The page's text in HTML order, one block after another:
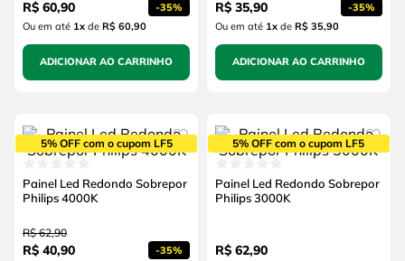
R$ 60,90 -35%
Ou em até 1xde R$ 60,90
ADICIONAR AO CARRINHO
R$ 35,90 -35%
Ou em até 1xde R$ 35,90
ADICIONAR AO CARRINHO
5% OFF com o cupom LF5
Painel Led Redondo Sobrepor
Philips 4000K
R$ 62,90
R$ 40,90 -35%
5% OFF com o cupom LF5
Painel Led Redondo Sobrepor
Philips 3000K
R$ 62,90